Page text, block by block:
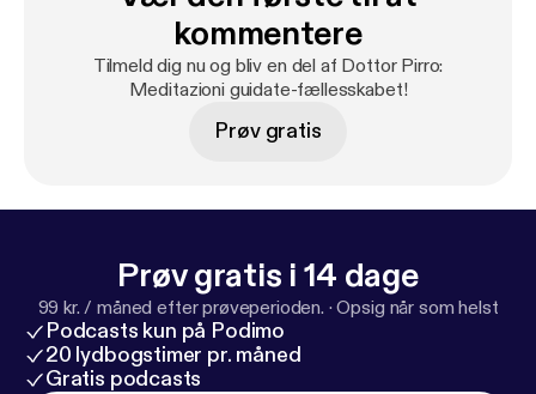
kommentere
Tilmeld dig nu og bliv en del af Dottor Pirro:
Meditazioni guidate-fællesskabet!
Prøv gratis
Prøv gratis i 14 dage
99 kr. / måned efter prøveperioden. ·Opsig når som helst
Podcasts kun på Podimo
20 lydbogstimer pr. måned
Gratis podcasts